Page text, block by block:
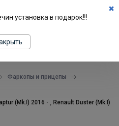
Фаркопы и прицепы
(Mk.I) 2016 - , Renault Duster (Mk.I)
установка в подарок!!!